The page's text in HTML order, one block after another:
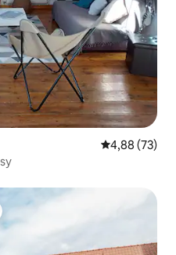
Évaluation
4,88 (73)
appréciés